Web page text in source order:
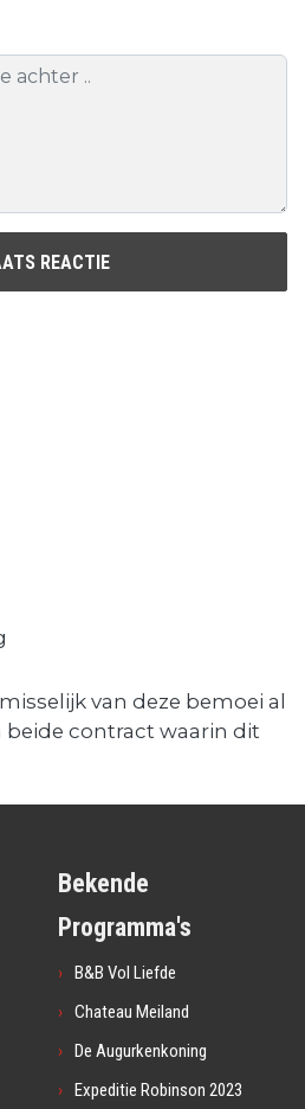
REACTIE
van deze bemoei al
beide contract waarin dit
Bekende
Programma's
B&B Vol Liefde
Chateau Meiland
De Augurkenkoning
Expeditie Robinson 2023